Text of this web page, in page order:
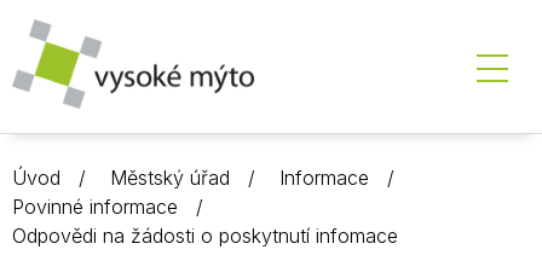
Úvod Městský úřad
Informace
Povinné informace
Odpovědi na žádosti o poskytnutí infomace